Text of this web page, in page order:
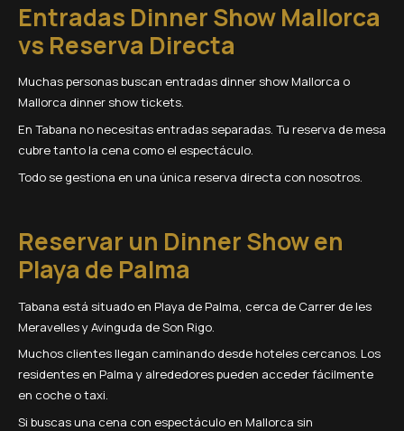
Entradas Dinner Show Mallorca
vs Reserva Directa
Muchas personas buscan entradas dinner show Mallorca o
Mallorca dinner show tickets.
En Tabana no necesitas entradas separadas. Tu reserva de mesa
cubre tanto la cena como el espectáculo.
Todo se gestiona en una única reserva directa con nosotros.
Reservar un Dinner Show en
Playa de Palma
Tabana está situado en Playa de Palma, cerca de Carrer de les
Meravelles y Avinguda de Son Rigo.
Muchos clientes llegan caminando desde hoteles cercanos. Los
residentes en Palma y alrededores pueden acceder fácilmente
en coche o taxi.
Si buscas una cena con espectáculo en Mallorca sin